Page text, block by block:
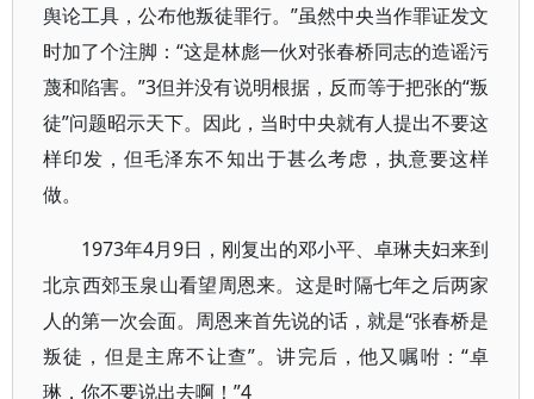
舆论工具，公布他叛徒罪行。”虽然中央当作罪证发文
时加了个注脚：“这是林彪一伙对张春桥同志的造谣污
蔑和陷害。”3但并没有说明根据，反而等于把张的“叛
徒”问题昭示天下。因此，当时中央就有人提出不要这
样印发，但毛泽东不知出于甚么考虑，执意要这样
做。
1973年4月9日，刚复出的邓小平、卓琳夫妇来到
北京西郊玉泉山看望周恩来。这是时隔七年之后两家
人的第一次会面。周恩来首先说的话，就是“张春桥是
叛徒，但是主席不让查”。讲完后，他又嘱咐：“卓
琳，你不要说出去啊！”4